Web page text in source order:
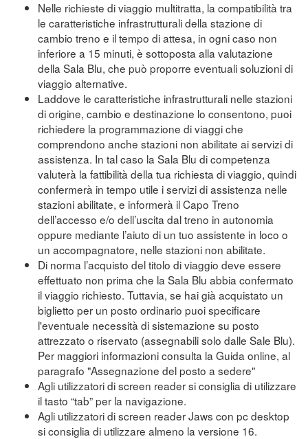
Nelle richieste di viaggio multitratta, la compatibilità tra
le caratteristiche infrastrutturali della stazione di
cambio treno e il tempo di attesa, in ogni caso non
inferiore a 15 minuti, è sottoposta alla valutazione
della Sala Blu, che può proporre eventuali soluzioni di
viaggio alternative.
Laddove le caratteristiche infrastrutturali nelle stazioni
di origine, cambio e destinazione lo consentono, puoi
richiedere la programmazione di viaggi che
comprendono anche stazioni non abilitate ai servizi di
assistenza. In tal caso la Sala Blu di competenza
valuterà la fattibilità della tua richiesta di viaggio, quindi
confermerà in tempo utile i servizi di assistenza nelle
stazioni abilitate, e informerà il Capo Treno
dell’accesso e/o dell’uscita dal treno in autonomia
oppure mediante l’aiuto di un tuo assistente in loco o
un accompagnatore, nelle stazioni non abilitate.
Di norma l’acquisto del titolo di viaggio deve essere
effettuato non prima che la Sala Blu abbia confermato
il viaggio richiesto. Tuttavia, se hai già acquistato un
biglietto per un posto ordinario puoi specificare
l'eventuale necessità di sistemazione su posto
attrezzato o riservato (assegnabili solo dalle Sale Blu).
Per maggiori informazioni consulta la Guida online, al
paragrafo "Assegnazione del posto a sedere"
Agli utilizzatori di screen reader si consiglia di utilizzare
il tasto “tab” per la navigazione.
Agli utilizzatori di screen reader Jaws con pc desktop
si consiglia di utilizzare almeno la versione 16.